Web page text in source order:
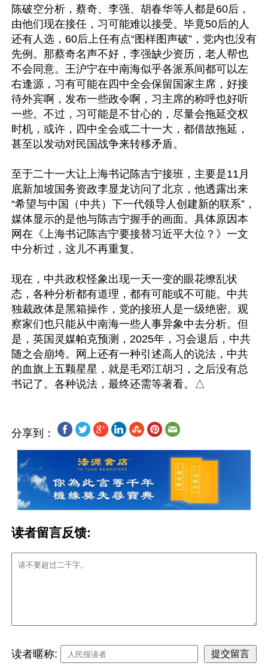
陈破空分析，蔡奇、李强、胡春华等人都是60后，
由他们现在接任，习可能难以接受。毕竟50后的人
还有人选，60后上任有点“图样图声破”，党内也没有
先例。那蔡奇名声不好，李强缺少资历，老人帮也
不会同意。王沪宁在中南海似乎各派系间都可以左
右逢源，习有可能在四中全会保留国家主席，好接
待外宾啊，发布一些政令啊，习主席的称呼也好听
一些。不过，习可能是不甘心的，尽量会拖延交权
时机，或许，四中全会或二十一大，都借故拖延，
甚至以发动对民国战争来转移矛盾。
至于二十一大让上海书记陈吉宁接班，主要是11月
底新加坡国务资政李显龙访问了北京，他透露出来
“希望与中国（中共）下一代领导人创建新的联系”，
媒体显示的是他与陈吉宁握手的画面。具体原因本
网在《上海书记陈吉宁要接替习近平大位？》一文
中分析过，这儿不再重复。
现在，中共政权怪象出现一天一变的眼花缭乱状
态，各种分析都有道理，都有可能或不可能。中共
独裁政体是黑箱操作，党的接班人是一级绝密。观
察家们也只能从中南海一些人事异象中去分析。但
是，英国灵媒帕克预测，2025年，习会退后，中共
随之会崩垮。网上还有一种引述高人的说法，中共
的血旗上五颗星星，就是毛邓江胡习，之后没有总
分享到：
读者留言反馈:
读者暱称: